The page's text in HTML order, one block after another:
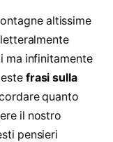
altissime
ma infinitamente
frasi sulla
quanto
il nostro
pensieri